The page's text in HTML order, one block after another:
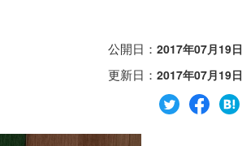
公開日： 2017年07月19日
更新日： 2017年07月19日